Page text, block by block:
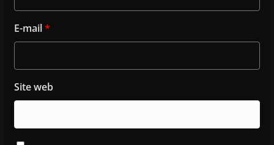
E-mail*
Site web